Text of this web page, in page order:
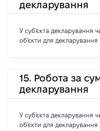
декларування
У суб'єкта декларування
об'єкти для декларування
15. Робота за
декларування
У суб'єкта декларування
об'єкти для декларування